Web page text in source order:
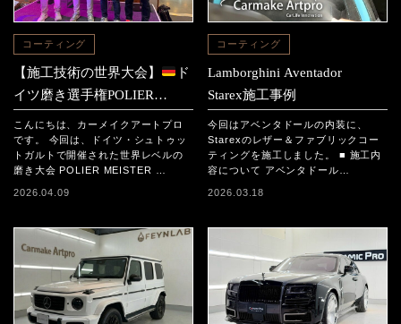
コーティング
【施工技術の世界大会】
ド
イツ磨き選手権POLIER
MEISTER SCHAFT2025に参
加｜日本チームの結果と現地
レポート
こんにちは、カーメイクアートプロ
です。 今回は、ドイツ・シュトゥッ
トガルトで開催された世界レベルの
磨き大会 POLIER MEISTER …
2026.04.09
コーティング
Lamborghini Aventador
Starex施工事例
今回はアベンタドールの内装に、
Starexのレザー＆ファブリックコー
ティングを施工しました。 ■ 施工内
容について アベンタドール…
2026.03.18